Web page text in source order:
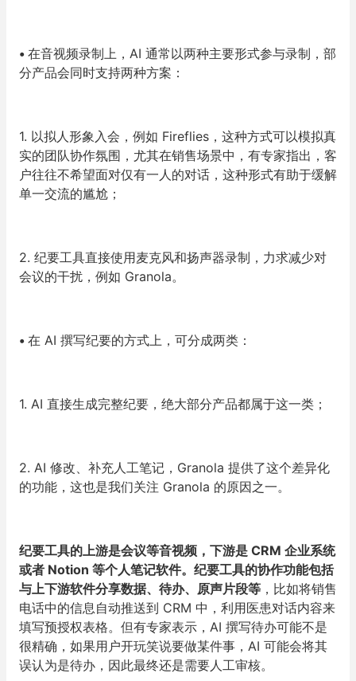
• 在音视频录制上，AI 通常以两种主要形式参与录制，部
分产品会同时支持两种方案：
1. 以拟人形象入会，例如 Fireflies，这种方式可以模拟真
实的团队协作氛围，尤其在销售场景中，有专家指出，客
户往往不希望面对仅有一人的对话，这种形式有助于缓解
单一交流的尴尬；
2. 纪要工具直接使用麦克风和扬声器录制，力求减少对
会议的干扰，例如 Granola。
• 在 AI 撰写纪要的方式上，可分成两类：
1. AI 直接生成完整纪要，绝大部分产品都属于这一类；
2. AI 修改、补充人工笔记，Granola 提供了这个差异化
的功能，这也是我们关注 Granola 的原因之一。
纪要工具的上游是会议等音视频，下游是 CRM 企业系统
或者 Notion 等个人笔记软件。纪要工具的协作功能包括
与上下游软件分享数据、待办、原声片段等 ，比如将销售
电话中的信息自动推送到 CRM 中，利用医患对话内容来
填写预授权表格。但有专家表示，AI 撰写待办可能不是
很精确，如果用户开玩笑说要做某件事，AI 可能会将其
误认为是待办，因此最终还是需要人工审核。